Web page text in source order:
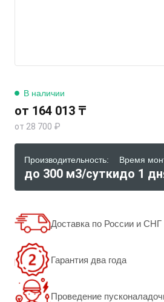
В наличии
от 164 013 ₸
от 28 700 ₽
Производительность:
до 300 м3/сутки
Время
до 1
Доставка по России и СНГ
Гарантия два года
Проведение